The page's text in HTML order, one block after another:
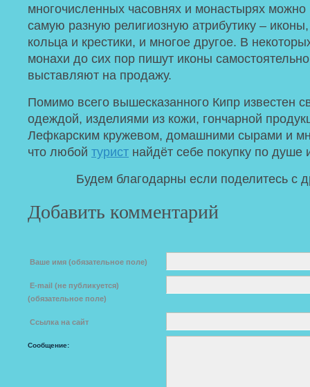
многочисленных часовнях и монастырях можно
самую разную религиозную атрибутику –
кольца и крестики, и многое другое. В
монахи до сих пор пишут иконы
выставляют на продажу.
Помимо всего вышесказанного Кипр известен
одеждой, изделиями из кожи, гончарной
Лефкарским кружевом, домашними сырами и
что любой турист найдёт себе покупку по душе
Будем благодарны если поделитесь с
Добавить комментарий
Ваше имя (обязательное поле)
E-mail (не публикуется)
(обязательное поле)
Ссылка на сайт
Сообщение: